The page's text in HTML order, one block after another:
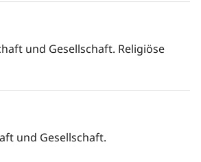
und Gesellschaft. Religiöse
und Gesellschaft.